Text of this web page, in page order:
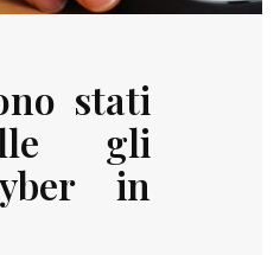
stati
gli
in